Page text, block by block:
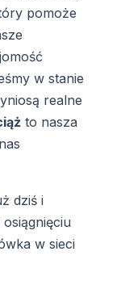
pomoże
w stanie
realne
to nasza
dziś i
w sieci